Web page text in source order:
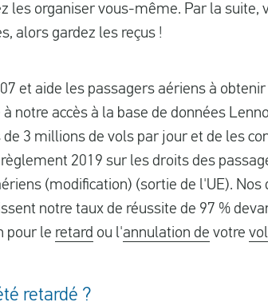
les organiser vous-même. Par la
alors gardez les reçus !
et aide les passagers aériens à
notre accès à la base de données
3 millions de vols par jour et de les
2019 sur les droits des
(modification) (sortie de l'UE).
notre taux de réussite de 97 %
pour le retard ou l'annulation de votre vol
retardé ?